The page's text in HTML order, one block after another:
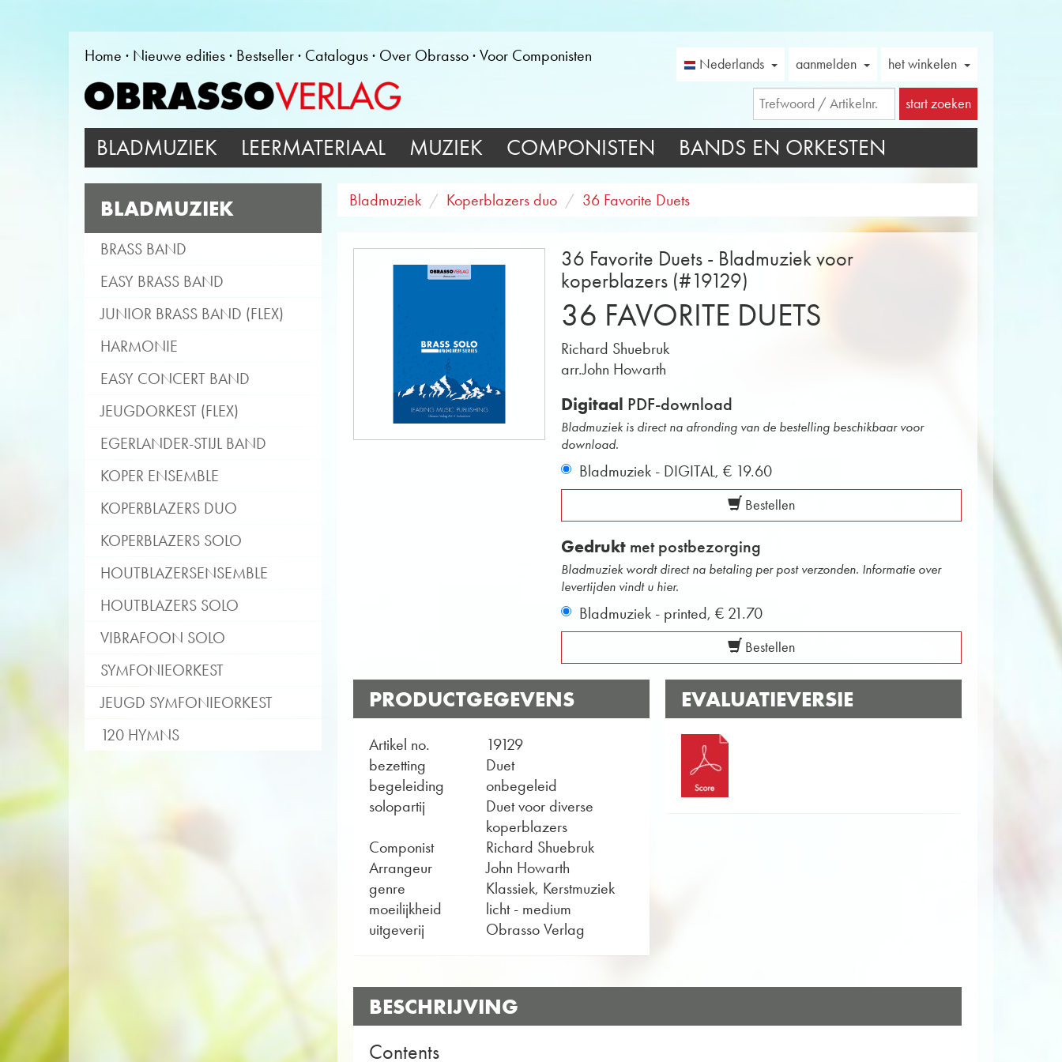
Home Nieuwe edities Bestseller Catalogus Over Obrasso Voor Componisten Nederlands aanmelden het winkelen
start zoeken
BLADMUZIEK LEERMATERIAAL MUZIEK COMPONISTEN BANDS EN ORKESTEN
BLADMUZIEK
BRASS BAND
EASY BRASS BAND
JUNIOR BRASS BAND (FLEX)
HARMONIE
EASY CONCERT BAND
JEUGDORKEST (FLEX)
EGERLANDER-STIJL BAND
KOPER ENSEMBLE
KOPERBLAZERS DUO
KOPERBLAZERS SOLO
HOUTBLAZERSENSEMBLE
HOUTBLAZERS SOLO
VIBRAFOON SOLO
SYMFONIEORKEST
JEUGD SYMFONIEORKEST
120 HYMNS
Bladmuziek Koperblazers duo 36 Favorite Duets
36 Favorite Duets - Bladmuziek voor
koperblazers (#19129)
36 FAVORITE DUETS
Richard Shuebruk
arr.John Howarth
Digitaal PDF-download
Bladmuziek is direct na afronding van de bestelling beschikbaar voor
download.
Bladmuziek - DIGITAL,€ 19.60
Bestellen
Gedrukt met postbezorging
Bladmuziek wordt direct na betaling per post verzonden. Informatie over
levertijden vindt u hier.
Bladmuziek - printed,€ 21.70
Bestellen
PRODUCTGEGEVENS
Artikel no.
19129
bezetting
Duet
begeleiding
onbegeleid
solopartij
Duet voor diverse
koperblazers
Componist
Richard Shuebruk
Arrangeur
John Howarth
genre
Klassiek, Kerstmuziek
moeilijkheid
licht - medium
uitgeverij
Obrasso Verlag
EVALUATIEVERSIE
BESCHRIJVING
Contents